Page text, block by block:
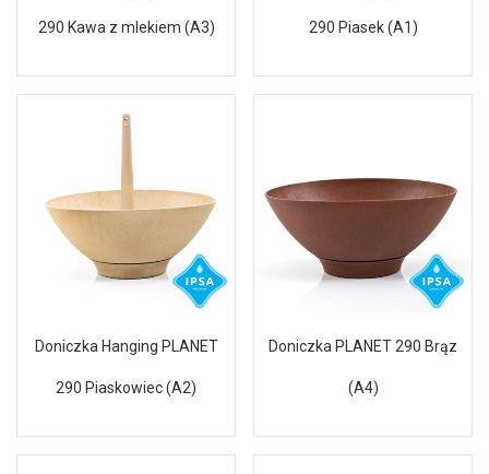
290 Kawa z mlekiem (A3) 290 Piasek (A1)
Doniczka Hanging PLANET
290 Piaskowiec (A2)
Doniczka PLANET 290 Brąz
(A4)